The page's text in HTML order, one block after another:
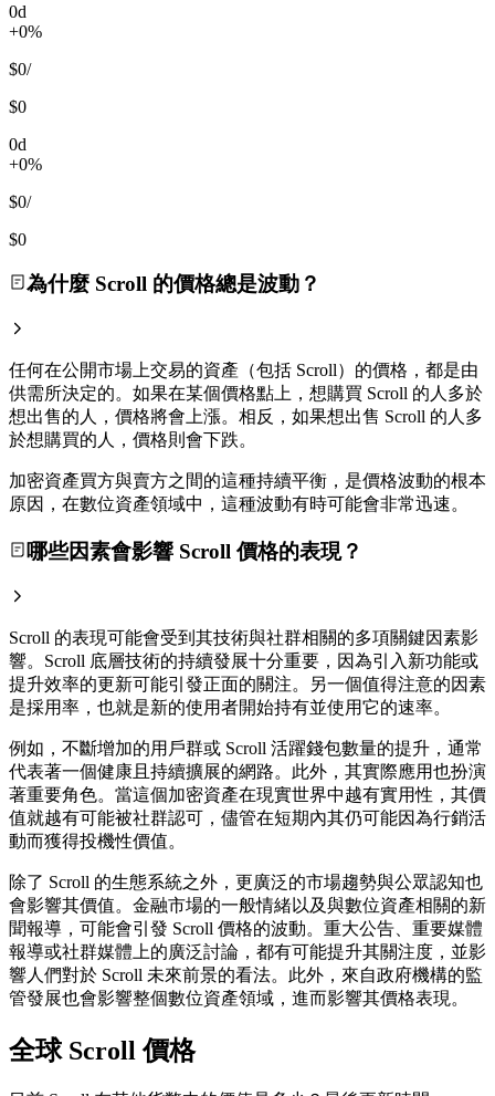
0d
+0%
$0/
$0
0d
+0%
$0/
$0
為什麼 Scroll 的價格總是波動？
任何在公開市場上交易的資產（包括 Scroll）的價格，都是由
供需所決定的。如果在某個價格點上，想購買 Scroll 的人多於
想出售的人，價格將會上漲。相反，如果想出售 Scroll 的人多
於想購買的人，價格則會下跌。
加密資產買方與賣方之間的這種持續平衡，是價格波動的根本
原因，在數位資產領域中，這種波動有時可能會非常迅速。
哪些因素會影響 Scroll 價格的表現？
Scroll 的表現可能會受到其技術與社群相關的多項關鍵因素影
響。Scroll 底層技術的持續發展十分重要，因為引入新功能或
提升效率的更新可能引發正面的關注。另一個值得注意的因素
是採用率，也就是新的使用者開始持有並使用它的速率。
例如，不斷增加的用戶群或 Scroll 活躍錢包數量的提升，通常
代表著一個健康且持續擴展的網路。此外，其實際應用也扮演
著重要角色。當這個加密資產在現實世界中越有實用性，其價
值就越有可能被社群認可，儘管在短期內其仍可能因為行銷活
動而獲得投機性價值。
除了 Scroll 的生態系統之外，更廣泛的市場趨勢與公眾認知也
會影響其價值。金融市場的一般情緒以及與數位資產相關的新
聞報導，可能會引發 Scroll 價格的波動。重大公告、重要媒體
報導或社群媒體上的廣泛討論，都有可能提升其關注度，並影
響人們對於 Scroll 未來前景的看法。此外，來自政府機構的監
管發展也會影響整個數位資產領域，進而影響其價格表現。
全球 Scroll 價格